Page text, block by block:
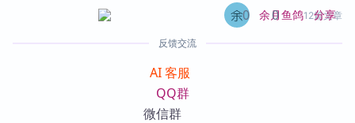
余月鱼鸽12篇文章
0 0 分享
反馈交流
AI 客服
QQ群
微信群